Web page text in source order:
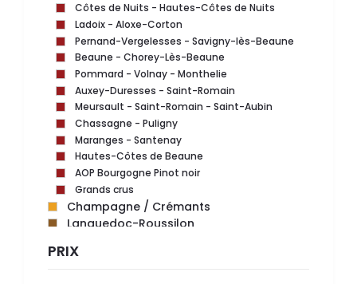
Côtes de Nuits - Hautes-Côtes de Nuits
Ladoix - Aloxe-Corton
Pernand-Vergelesses - Savigny-lès-Beaune
Beaune - Chorey-Lès-Beaune
Pommard - Volnay - Monthelie
Auxey-Duresses - Saint-Romain
Meursault - Saint-Romain - Saint-Aubin
Chassagne - Puligny
Maranges - Santenay
Hautes-Côtes de Beaune
AOP Bourgogne Pinot noir
Grands crus
Champagne / Crémants
Languedoc-Roussilon
Loire
PRIX